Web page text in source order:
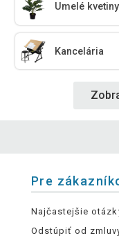
Umelé kvetiny
Kancelária
Pre
Najčastejšie
Odstúpiť od